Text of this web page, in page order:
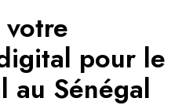
votre
pour le
au Sénégal